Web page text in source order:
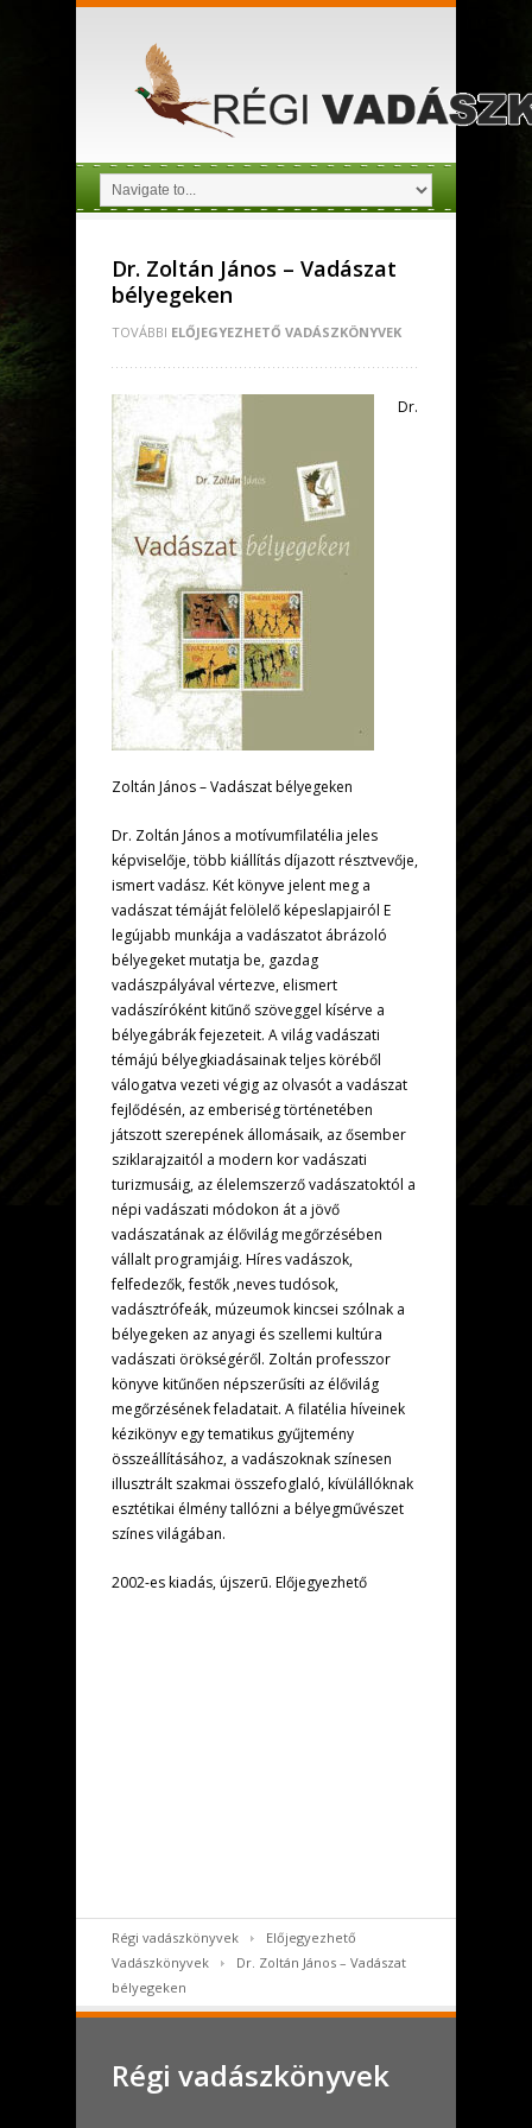
Dr. Zoltán János – Vadászat
bélyegeken
TOVÁBBI ELŐJEGYEZHETŐ VADÁSZKÖNYVEK
Dr.
Zoltán János – Vadászat bélyegeken
Dr. Zoltán János a motívumfilatélia jeles
képviselője, több kiállítás díjazott résztvevője,
ismert vadász. Két könyve jelent meg a
vadászat témáját felölelő képeslapjairól E
legújabb munkája a vadászatot ábrázoló
bélyegeket mutatja be, gazdag
vadászpályával vértezve, elismert
vadászíróként kitűnő szöveggel kísérve a
bélyegábrák fejezeteit. A világ vadászati
témájú bélyegkiadásainak teljes köréből
válogatva vezeti végig az olvasót a vadászat
fejlődésén, az emberiség történetében
játszott szerepének állomásaik, az ősember
sziklarajzaitól a modern kor vadászati
turizmusáig, az élelemszerző vadászatoktól a
népi vadászati módokon át a jövő
vadászatának az élővilág megőrzésében
vállalt programjáig. Híres vadászok,
felfedezők, festők ,neves tudósok,
vadásztrófeák, múzeumok kincsei szólnak a
bélyegeken az anyagi és szellemi kultúra
vadászati örökségéről. Zoltán professzor
könyve kitűnően népszerűsíti az élővilág
megőrzésének feladatait. A filatélia híveinek
kézikönyv egy tematikus gyűjtemény
összeállításához, a vadászoknak színesen
illusztrált szakmai összefoglaló, kívülállóknak
esztétikai élmény tallózni a bélyegművészet
színes világában.
2002-es kiadás, újszerū. Előjegyezhető
Régi vadászkönyvek
Előjegyezhető
Vadászkönyvek
Dr. Zoltán János – Vadászat
bélyegeken
Régi vadászkönyvek